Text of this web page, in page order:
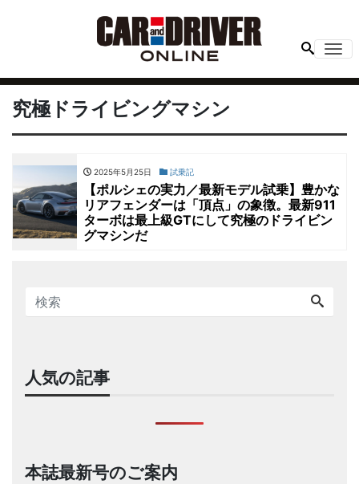
究極ドライビングマシン
2025年5月25日 試乗記
【ポルシェの実力／最新モデル試乗】豊かな
リアフェンダーは「頂点」の象徴。最新911
ターボは最上級GTにして究極のドライビン
グマシンだ
人気の記事
本誌最新号のご案内